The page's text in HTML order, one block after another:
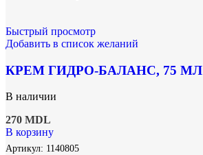
Быстрый просмотр
Добавить в список желаний
КРЕМ ГИДРО-БАЛАНС, 75 МЛ
В наличии
270 MDL
В корзину
Артикул: 1140805